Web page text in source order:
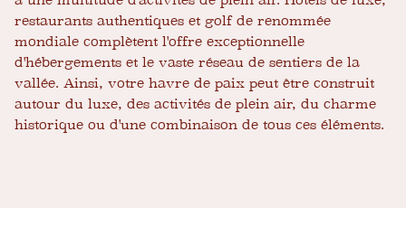
restaurants authentiques et golf de renommée
mondiale complètent l'offre exceptionnelle
d'hébergements et le vaste réseau de sentiers de la
vallée. Ainsi, votre havre de paix peut être construit
autour du luxe, des activités de plein air, du charme
historique ou d'une combinaison de tous ces éléments.